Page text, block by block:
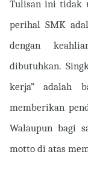
Tulisan ini tidak
perihal SMK
dengan
dibutuhkan.
kerja” adalah
memberikan
Walaupun bagi
motto di atas